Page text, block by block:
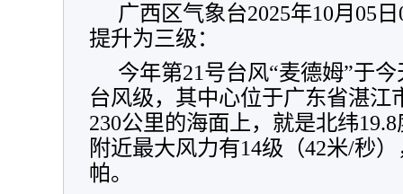
广西区气象台2025年10月05
提升为三级：
今年第21号台风“麦德姆”于
台风级，其中心位于广东省湛江
230公里的海面上，就是北纬
附近最大风力有14级（42米/秒
帕。